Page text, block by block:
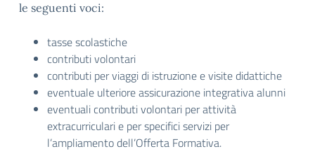
le seguenti voci:
tasse scolastiche
contributi volontari
contributi per viaggi di istruzione e visite didattiche
eventuale ulteriore assicurazione integrativa alunni
eventuali contributi volontari per attività
extracurriculari e per specifici servizi per
l’ampliamento dell’Offerta Formativa.